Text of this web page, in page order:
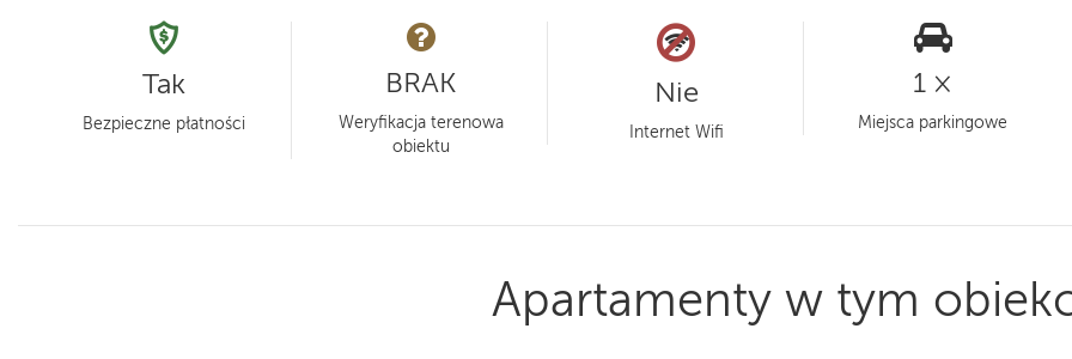
Tak
Bezpieczne płatności
BRAK
Weryfikacja terenowa
obiektu
Nie
Internet Wifi
1 ×
Miejsca parkingowe
Apartamenty w tym